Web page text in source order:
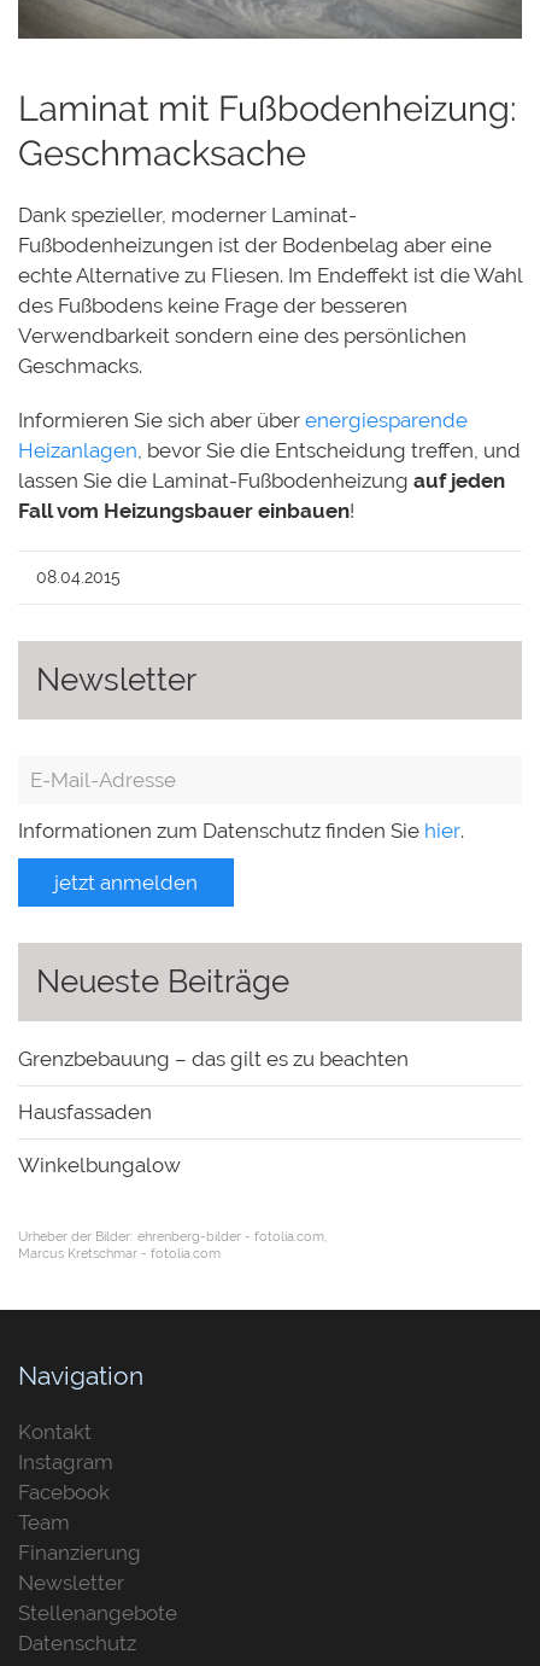
Laminat mit Fußbodenheizung:
Geschmacksache
Dank spezieller, moderner Laminat-
Fußbodenheizungen ist der Bodenbelag aber eine
echte Alternative zu Fliesen. Im Endeffekt ist die Wahl
des Fußbodens keine Frage der besseren
Verwendbarkeit sondern eine des persönlichen
Geschmacks.
Informieren Sie sich aber über energiesparende
Heizanlagen , bevor Sie die Entscheidung treffen, und
lassen Sie die Laminat-Fußbodenheizung auf jeden
Fall vom Heizungsbauer einbauen!
08.04.2015
Newsletter
Informationen zum Datenschutz finden Sie hier.
jetzt anmelden
Neueste Beiträge
Grenzbebauung – das gilt es zu beachten
Hausfassaden
Winkelbungalow
Urheber der Bilder: ehrenberg-bilder - fotolia.com
Marcus Kretschmar - fotolia.com
Navigation
Kontakt
Instagram
Facebook
Team
Finanzierung
Newsletter
Stellenangebote
Datenschutz